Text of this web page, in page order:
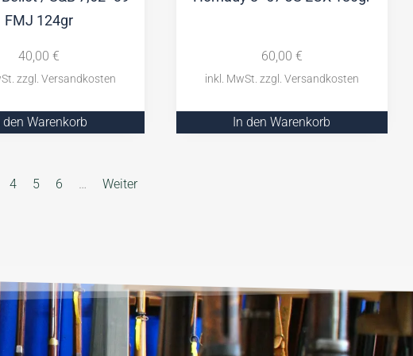
FMJ 124gr
40,00 €
den Warenkorb
60,00 €
In den Warenkorb
4 5 6 … Weiter